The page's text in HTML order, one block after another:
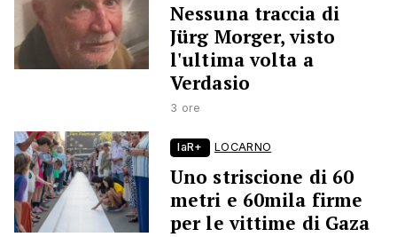
Nessuna traccia di
Jürg Morger, visto
l'ultima volta a
Verdasio
3 ore
laR+ LOCARNO
Uno striscione di 60
metri e 60mila firme
per le vittime di Gaza